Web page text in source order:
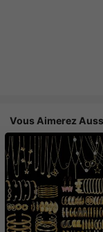
Vous Aimerez